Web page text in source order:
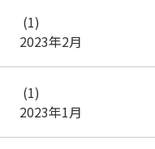
2023年2月
(1)
2023年1月
(1)